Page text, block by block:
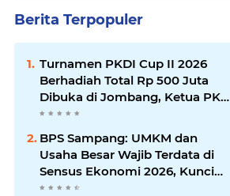
Berita Terpopuler
Turnamen PKDI Cup II 2026
Berhadiah Total Rp 500 Juta
Dibuka di Jombang, Ketua PKDI
Jatim Syaifullah Mahdi: Ajang
Komunikasi Antar-Kades untuk
Memajukan Desa
BPS Sampang: UMKM dan
Usaha Besar Wajib Terdata di
Sensus Ekonomi 2026, Kunci
Kebijakan Tepat Sasaran